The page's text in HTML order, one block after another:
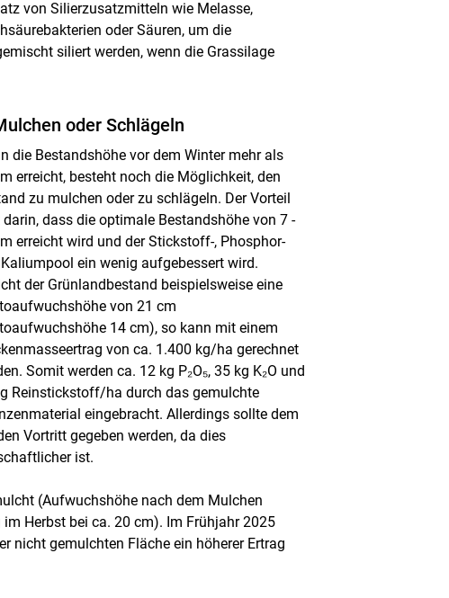
von Silierzusatzmitteln wie Melasse,
oder Säuren, um die
siliert werden, wenn die Grassilage
oder Schlägeln
die Bestandshöhe vor dem Winter mehr als
erreicht, besteht noch die Möglichkeit, den
zu mulchen oder zu schlägeln. Der Vorteil
darin, dass die optimale Bestandshöhe von 7 -
erreicht wird und der Stickstoff-, Phosphor-
ein wenig aufgebessert wird.
der Grünlandbestand beispielsweise eine
von 21 cm
14 cm), so kann mit einem
von ca. 1.400 kg/​ha gerechnet
Somit werden ca. 12 kg P₂O₅, 35 kg K₂O und
Reinstickstoff/​ha durch das gemulchte
eingebracht. Allerdings sollte dem
Vortritt gegeben werden, da dies
ist.
(Aufwuchshöhe nach dem Mulchen
Herbst bei ca. 20 cm). Im Frühjahr 2025
nicht gemulchten Fläche ein höherer Ertrag